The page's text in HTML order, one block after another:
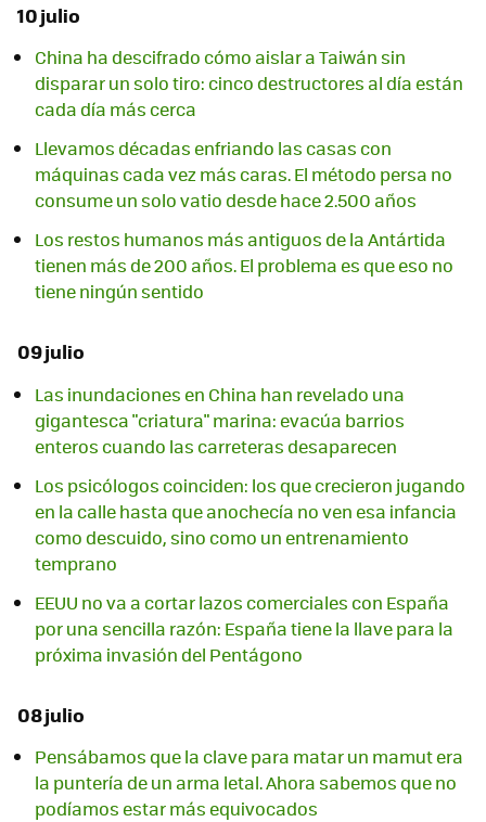
10 julio
China ha descifrado cómo aislar a Taiwán sin
disparar un solo tiro: cinco destructores al día están
cada día más cerca
Llevamos décadas enfriando las casas con
máquinas cada vez más caras. El método persa no
consume un solo vatio desde hace 2.500 años
Los restos humanos más antiguos de la Antártida
tienen más de 200 años. El problema es que eso no
tiene ningún sentido
09 julio
Las inundaciones en China han revelado una
gigantesca "criatura" marina: evacúa barrios
enteros cuando las carreteras desaparecen
Los psicólogos coinciden: los que crecieron jugando
en la calle hasta que anochecía no ven esa infancia
como descuido, sino como un entrenamiento
temprano
EEUU no va a cortar lazos comerciales con España
por una sencilla razón: España tiene la llave para la
próxima invasión del Pentágono
08 julio
Pensábamos que la clave para matar un mamut era
la puntería de un arma letal. Ahora sabemos que no
podíamos estar más equivocados